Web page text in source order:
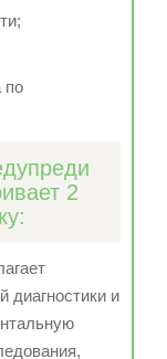
по
2
диагностики и